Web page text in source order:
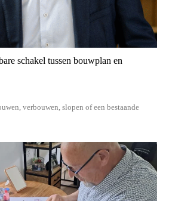
schakel tussen bouwplan en
verbouwen, slopen of een bestaande